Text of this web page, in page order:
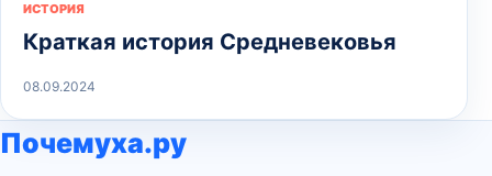
ИСТОРИЯ
Краткая история Средневековья
08.09.2024
Почемуха.ру